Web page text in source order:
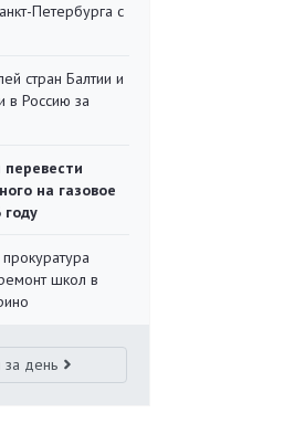
Петербурга с
стран Балтии и
в Россию за
на газовое
школ в
за день